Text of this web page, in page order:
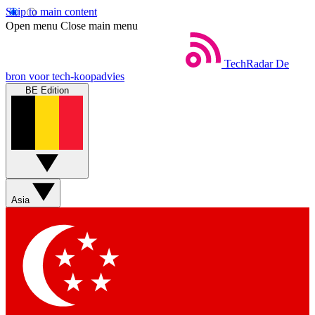
Skip to main content
Open menu Close main menu
TechRadar De
bron voor tech-koopadvies
BE Edition
Asia